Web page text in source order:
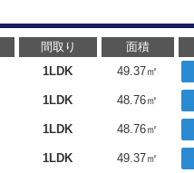
間取り 面積
1LDK 49.37㎡
1LDK 48.76㎡
1LDK 48.76㎡
1LDK 49.37㎡